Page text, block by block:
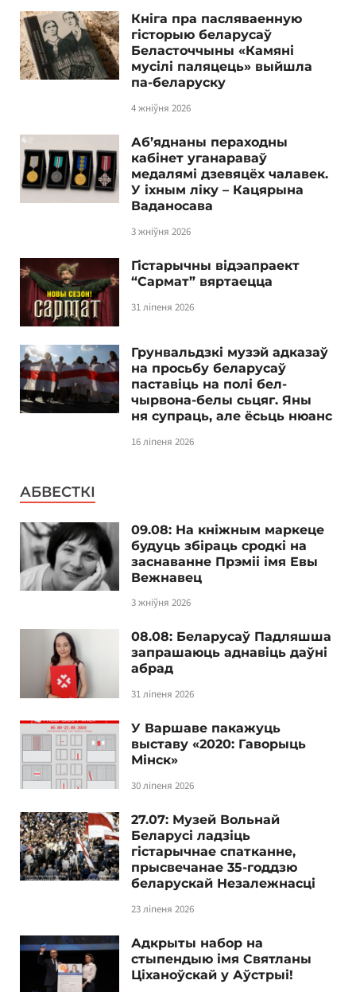
Кніга пра пасляваенную
гісторыю беларусаў
Беласточчыны «Камяні
мусілі паляцець» выйшла
па-беларуску
4 жніўня 2026
Аб’яднаны пераходны
кабінет уганараваў
медалямі дзевяцёх чалавек.
У іхным ліку – Кацярына
Ваданосава
3 жніўня 2026
Гістарычны відэапраект
“Сармат” вяртаецца
31 ліпеня 2026
Грунвальдзкі музэй адказаў
на просьбу беларусаў
паставіць на полі бел-
чырвона-белы сьцяг. Яны
ня супраць, але ёсьць нюанс
16 ліпеня 2026
АБВЕСТКІ
09.08: На кніжным маркеце
будуць збіраць сродкі на
заснаванне Прэміі імя Евы
Вежнавец
3 жніўня 2026
08.08: Беларусаў Падляшша
запрашаюць аднавіць даўні
абрад
31 ліпеня 2026
У Варшаве пакажуць
выставу «2020: Гаворыць
Мінск»
30 ліпеня 2026
27.07: Музей Вольнай
Беларусі ладзіць
гістарычнае спатканне,
прысвечанае 35-годдзю
беларускай Незалежнасці
23 ліпеня 2026
Адкрыты набор на
стыпендыю імя Святланы
Ціханоўскай у Аўстрыі!